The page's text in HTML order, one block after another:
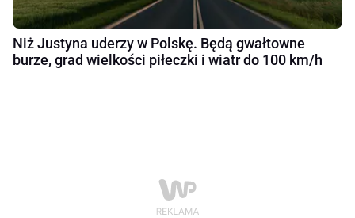
Niż Justyna uderzy w Polskę. Będą gwałtowne
burze, grad wielkości piłeczki i wiatr do 100 km/h